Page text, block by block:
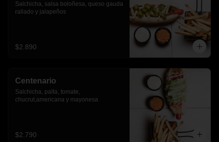
Salchicha, salsa boloñesa, queso gauda
rallado y jalapeños
$2.890
Centenario
Salchicha, palta, tomate,
chucrut,americana y mayonesa
$2.790